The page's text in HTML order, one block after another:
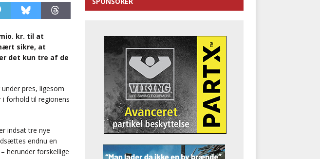
kr. til at
sikre, at
det kun tre af de
pres, ligesom
i forhold til regionens
indsat tre nye
endnu en
herunder forskellige